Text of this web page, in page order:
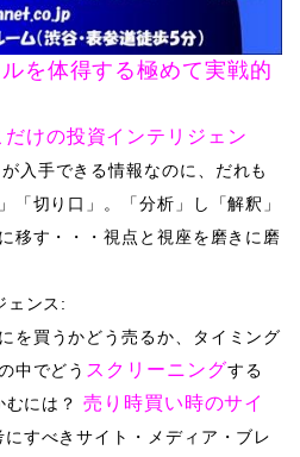
を体得する極めて実戦的
だけの投資インテリジェン
入手できる情報なのに、だれも
「切り口」。「分析」し「解釈」
移す・・・視点と視座を磨きに磨
ェンス:
にを買うかどう売るか、タイミング
中でどう スクリーニングする
むには？売り時買い時のサイ
にすべきサイト・メディア・ブレ